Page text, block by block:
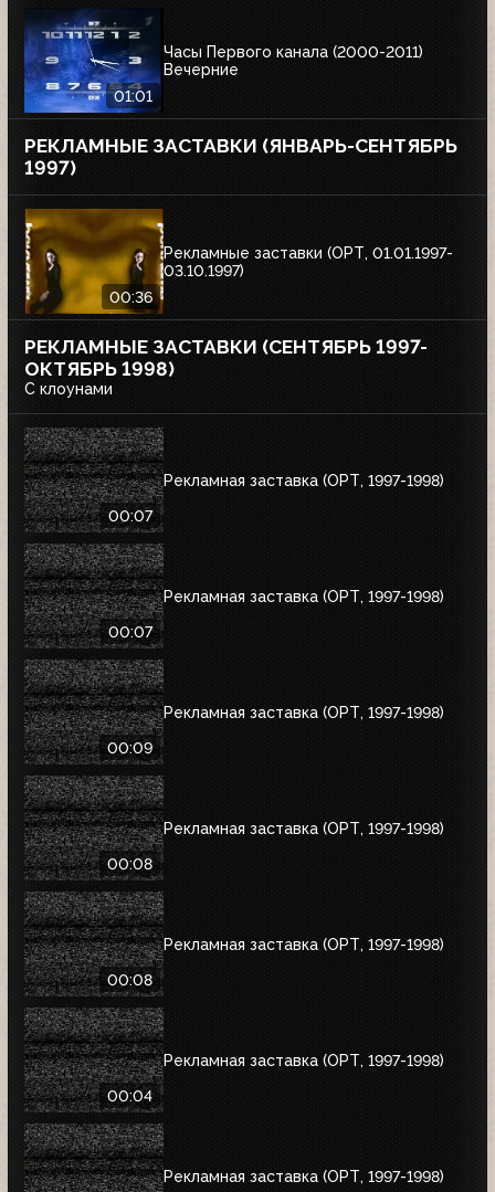
01:01
Часы Первого канала (2000-2011)
Вечерние
РЕКЛАМНЫЕ ЗАСТАВКИ (ЯНВАРЬ-СЕНТЯБРЬ
1997)
00:36
Рекламные заставки (ОРТ, 01.01.1997-
03.10.1997)
РЕКЛАМНЫЕ ЗАСТАВКИ (СЕНТЯБРЬ 1997-
ОКТЯБРЬ 1998)
С клоунами
00:07
Рекламная заставка (ОРТ, 1997-1998)
00:07
Рекламная заставка (ОРТ, 1997-1998)
00:09
Рекламная заставка (ОРТ, 1997-1998)
00:08
Рекламная заставка (ОРТ, 1997-1998)
00:08
Рекламная заставка (ОРТ, 1997-1998)
00:04
Рекламная заставка (ОРТ, 1997-1998)
Рекламная заставка (ОРТ, 1997-1998)